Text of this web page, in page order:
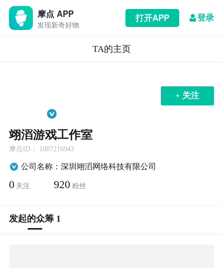
摩点 APP
发现新奇好物
打开APP 登录
TA的主页
+ 关注
翊滔游戏工作室
摩点ID： 1007216943
公司名称：深圳翊滔网络科技有限公司
0 关注 920 粉丝
发起的众筹 1